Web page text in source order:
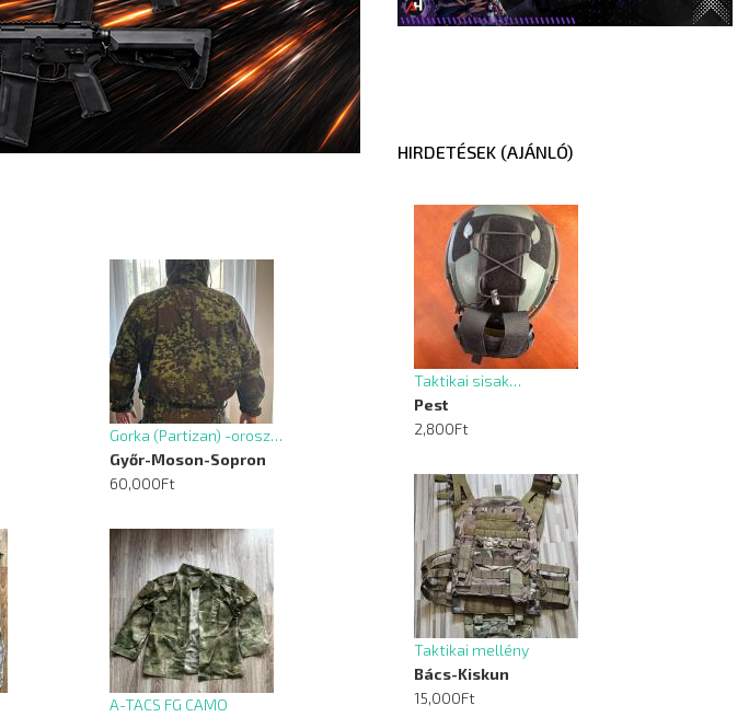
Gorka (Partizan) -orosz…
Győr-Moson-Sopron
60,000Ft
A-TACS FG CAMO
HIRDETÉSEK (AJÁNLÓ)
Taktikai sisak…
Pest
2,800Ft
Taktikai mellény
Bács-Kiskun
15,000Ft